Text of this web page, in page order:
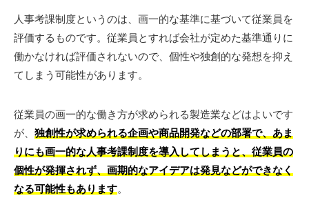
人事考課制度というのは、画一的な基準に基づいて従業員を
評価するものです。従業員とすれば会社が定めた基準通りに
働かなければ評価されないので、個性や独創的な発想を抑え
てしまう可能性があります。
従業員の画一的な働き方が求められる製造業などはよいです
が、 独創性が求められる企画や商品開発などの部署で、あま
りにも画一的な人事考課制度を導入してしまうと、従業員の
個性が発揮されず、画期的なアイデアは発見などができなく
なる可能性もあります。